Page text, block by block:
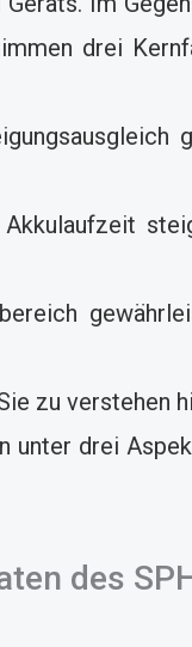
drei
zu verstehen
drei
des